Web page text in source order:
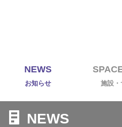
NEWS
お知らせ 施設
NEWS